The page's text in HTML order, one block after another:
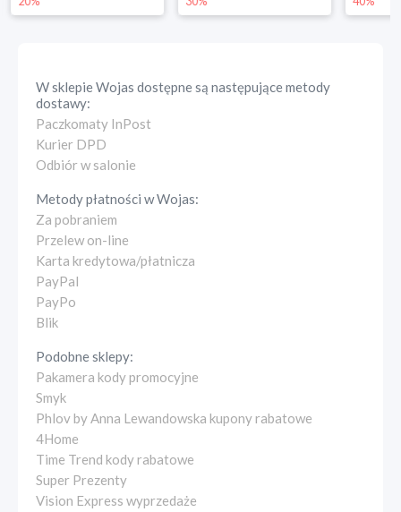
W sklepieWojas dostępne są następujące metody
dostawy:
Paczkomaty InPost
Kurier DPD
Odbiór w salonie
Metody płatności wWojas:
Za pobraniem
Przelew on-line
Karta kredytowa/płatnicza
PayPal
PayPo
Blik
Podobne sklepy:
Pakamera kody promocyjne
Smyk
Phlov by Anna Lewandowska kupony rabatowe
4Home
Time Trend kody rabatowe
Super Prezenty
Vision Express wyprzedaże